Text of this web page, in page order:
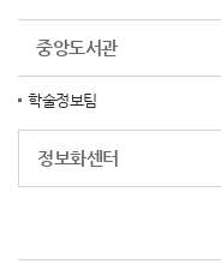
중앙도서관
학술정보팀
정보화센터